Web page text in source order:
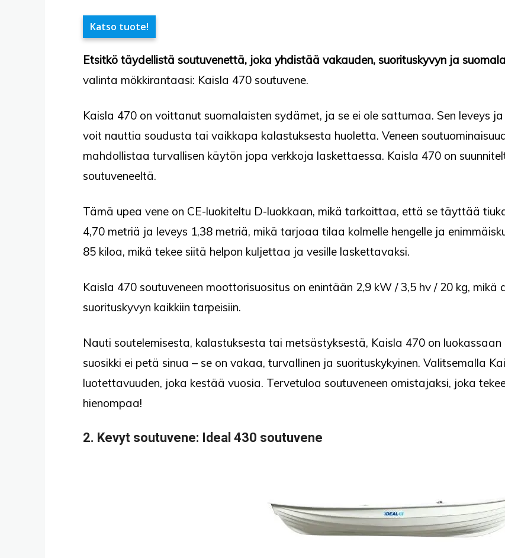
Katso tuote!
Etsitkö täydellistä soutuvenettä, joka yhdistää vakauden, suorituskyvyn ja
valinta mökkirantaasi: Kaisla 470 soutuvene.
Kaisla 470 on voittanut suomalaisten sydämet, ja se ei ole sattumaa. Sen leveys
voit nauttia soudusta tai vaikkapa kalastuksesta huoletta. Veneen
mahdollistaa turvallisen käytön jopa verkkoja laskettaessa. Kaisla 470 on
soutuveneeltä.
Tämä upea vene on CE-luokiteltu D-luokkaan, mikä tarkoittaa, että se täyttää
4,70 metriä ja leveys 1,38 metriä, mikä tarjoaa tilaa kolmelle hengelle ja
85 kiloa, mikä tekee siitä helpon kuljettaa ja vesille laskettavaksi.
Kaisla 470 soutuveneen moottorisuositus on enintään 2,9 kW / 3,5 hv / 20 kg,
suorituskyvyn kaikkiin tarpeisiin.
Nauti soutelemisesta, kalastuksesta tai metsästyksestä, Kaisla 470 on
suosikki ei petä sinua – se on vakaa, turvallinen ja suorituskykyinen. Valitsemalla
luotettavuuden, joka kestää vuosia. Tervetuloa soutuveneen omistajaksi, joka
hienompaa!
2. Kevyt soutuvene: Ideal 430 soutuvene